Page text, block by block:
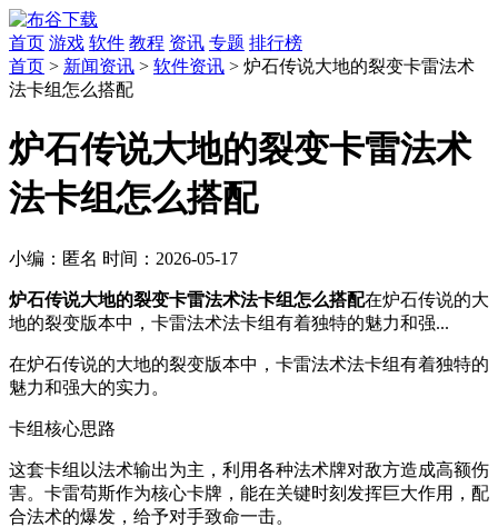
首页 游戏 软件 教程 资讯 专题 排行榜
首页 > 新闻资讯 > 软件资讯 > 炉石传说大地的裂变卡雷法术
法卡组怎么搭配
炉石传说大地的裂变卡雷法术
法卡组怎么搭配
小编： 匿名 时间： 2026-05-17
炉石传说大地的裂变卡雷法术法卡组怎么搭配在炉石传说的大
地的裂变版本中，卡雷法术法卡组有着独特的魅力和强...
在炉石传说的大地的裂变版本中，卡雷法术法卡组有着独特的
魅力和强大的实力。
卡组核心思路
这套卡组以法术输出为主，利用各种法术牌对敌方造成高额伤
害。卡雷苟斯作为核心卡牌，能在关键时刻发挥巨大作用，配
合法术的爆发，给予对手致命一击。